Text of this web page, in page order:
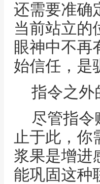
还需要准确
当前站立的
眼神中不再
始信任，是
指令之外
尽管指令
止于此，你
浆果是增进
能巩固这种